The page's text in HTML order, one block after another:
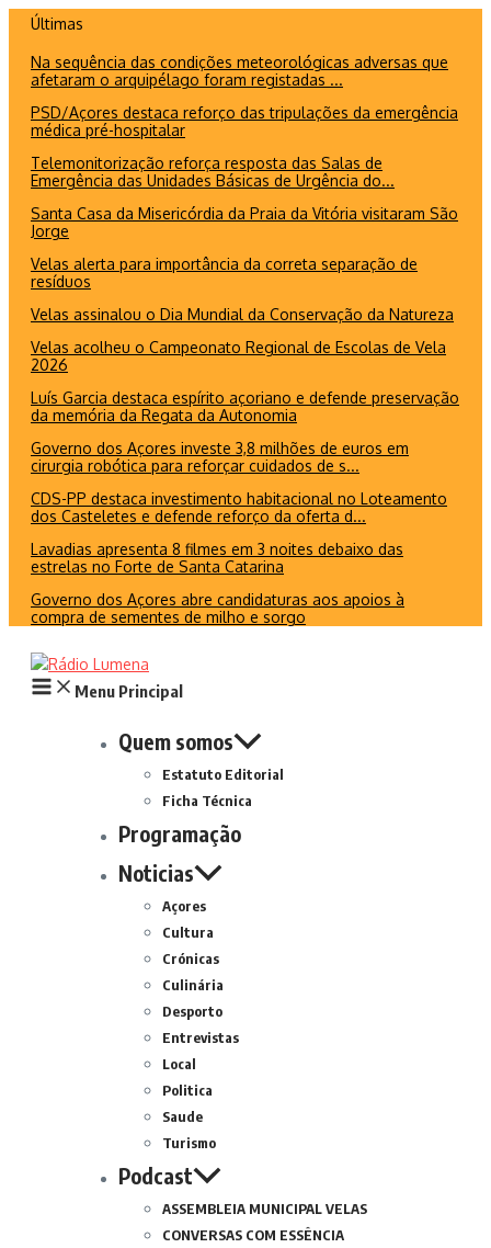
conteúdo
Últimas
Na sequência das condições meteorológicas adversas que
afetaram o arquipélago foram registadas ...
PSD/Açores destaca reforço das tripulações da emergência
médica pré-hospitalar
Telemonitorização reforça resposta das Salas de
Emergência das Unidades Básicas de Urgência do...
Santa Casa da Misericórdia da Praia da Vitória visitaram São
Jorge
Velas alerta para importância da correta separação de
resíduos
Velas assinalou o Dia Mundial da Conservação da Natureza
Velas acolheu o Campeonato Regional de Escolas de Vela
2026
Luís Garcia destaca espírito açoriano e defende preservação
da memória da Regata da Autonomia
Governo dos Açores investe 3,8 milhões de euros em
cirurgia robótica para reforçar cuidados de s...
CDS-PP destaca investimento habitacional no Loteamento
dos Casteletes e defende reforço da oferta d...
Lavadias apresenta 8 filmes em 3 noites debaixo das
estrelas no Forte de Santa Catarina
Governo dos Açores abre candidaturas aos apoios à
compra de sementes de milho e sorgo
Menu Principal
Quem somos
Estatuto Editorial
Ficha Técnica
Programação
Noticias
Açores
Cultura
Crónicas
Culinária
Desporto
Entrevistas
Local
Politica
Saude
Turismo
Podcast
ASSEMBLEIA MUNICIPAL VELAS
CONVERSAS COM ESSÊNCIA